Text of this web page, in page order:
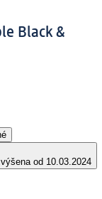
Black &
od 10.03.2024